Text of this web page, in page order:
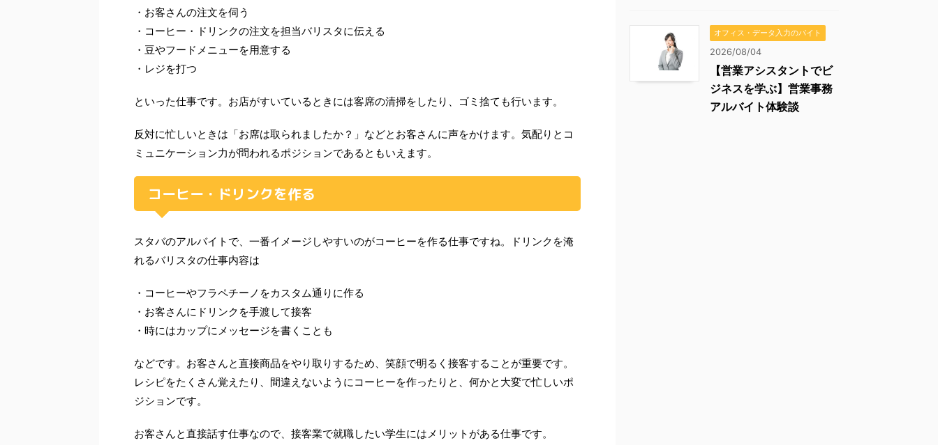
・お客さんの注文を伺う
・コーヒー・ドリンクの注文を担当バリスタに伝える
・豆やフードメニューを用意する
・レジを打つ
といった仕事です。お店がすいているときには客席の清掃をしたり、ゴミ捨ても行います。
反対に忙しいときは「お席は取られましたか？」などとお客さんに声をかけます。気配りとコ
ミュニケーション力が問われるポジションであるともいえます。
コーヒー・ドリンクを作る
スタバのアルバイトで、一番イメージしやすいのがコーヒーを作る仕事ですね。ドリンクを淹
れるバリスタの仕事内容は
・コーヒーやフラペチーノをカスタム通りに作る
・お客さんにドリンクを手渡して接客
・時にはカップにメッセージを書くことも
などです。お客さんと直接商品をやり取りするため、笑顔で明るく接客することが重要です。
レシピをたくさん覚えたり、間違えないようにコーヒーを作ったりと、何かと大変で忙しいポ
ジションです。
お客さんと直接話す仕事なので、接客業で就職したい学生にはメリットがある仕事です。
オフィス・データ入力のバイト
2026/08/04
【営業アシスタントでビ
ジネスを学ぶ】営業事務
アルバイト体験談